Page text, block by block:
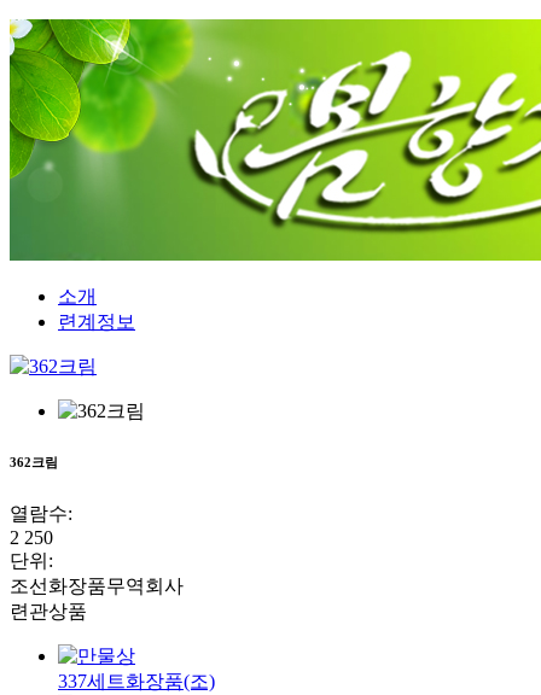
소개
련계정보
362크림
열람수:
2 250
단위 :
조선화장품무역회사
련관상품
337세트화장품(조)